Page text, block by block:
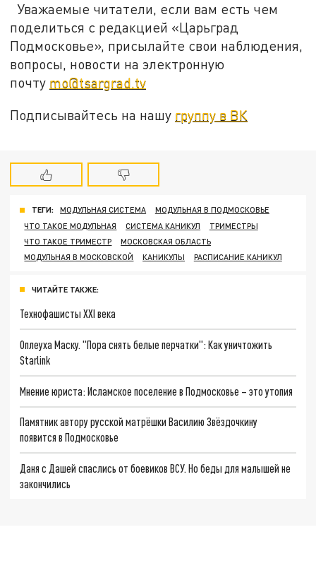
Уважаемые читатели, если вам есть чем
поделиться с редакцией «Царьград
Подмосковье», присылайте свои наблюдения,
вопросы, новости на электронную
почту mo@tsargrad.tv
Подписывайтесь на нашу группу в ВК
ТЕГИ: МОДУЛЬНАЯ СИСТЕМА
МОДУЛЬНАЯ В ПОДМОСКОВЬЕ
ЧТО ТАКОЕ МОДУЛЬНАЯ
СИСТЕМА КАНИКУЛ
ТРИМЕСТРЫ
ЧТО ТАКОЕ ТРИМЕСТР
МОСКОВСКАЯ ОБЛАСТЬ
МОДУЛЬНАЯ В МОСКОВСКОЙ
КАНИКУЛЫ РАСПИСАНИЕ КАНИКУЛ
ЧИТАЙТЕ ТАКЖЕ:
Технофашисты XXI века
Оплеуха Маску. "Пора снять белые перчатки": Как уничтожить
Starlink
Мнение юриста: Исламское поселение в Подмосковье – это утопия
Памятник автору русской матрёшки Василию Звёздочкину
появится в Подмосковье
Даня с Дашей спаслись от боевиков ВСУ. Но беды для малышей не
закончились